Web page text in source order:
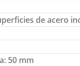
de acero
50 mm